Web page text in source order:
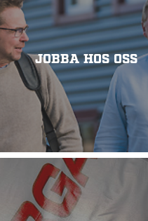
JOBBA HOS OSS